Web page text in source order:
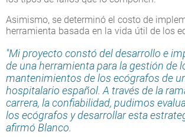
Asimismo, se determinó el costo de
herramienta basada en la vida útil de los
"Mi proyecto constó del desarrollo e
de una herramienta para la gestión de
mantenimientos de los ecógrafos de
hospitalario español. A través de la
carrera, la confiabilidad, pudimos
los ecógrafos y desarrollar esta
afirmó Blanco.